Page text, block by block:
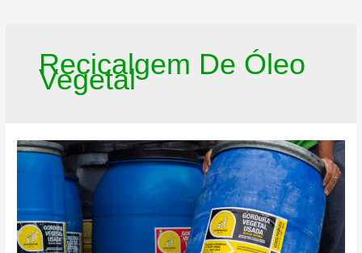
Recicalgem De Óleo
Vegetal